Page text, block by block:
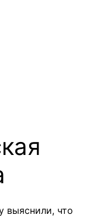
выяснили, что